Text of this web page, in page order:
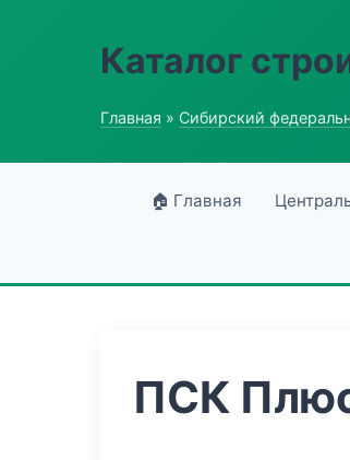
Каталог
Главная » Сибирский
🏠 Главная
ПСК